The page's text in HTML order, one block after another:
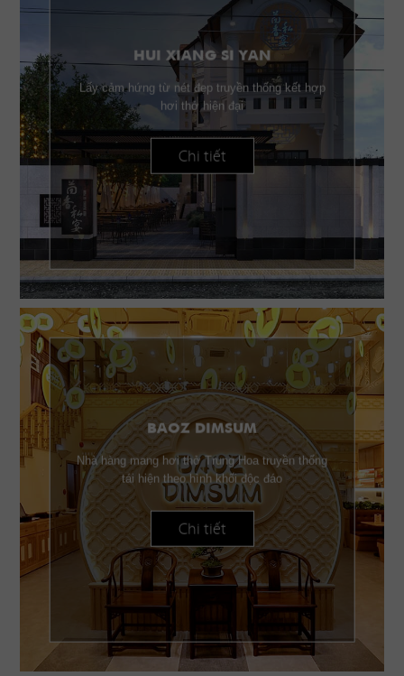
HUI XIANG SI YAN
Lấy cảm hứng từ nét đẹp truyền thống kết hợp
hơi thở hiện đại
Chi tiết
BAOZ DIMSUM
Nhà hàng mang hơi thở Trung Hoa truyền thống
tái hiện theo hình khối độc đáo
Chi tiết